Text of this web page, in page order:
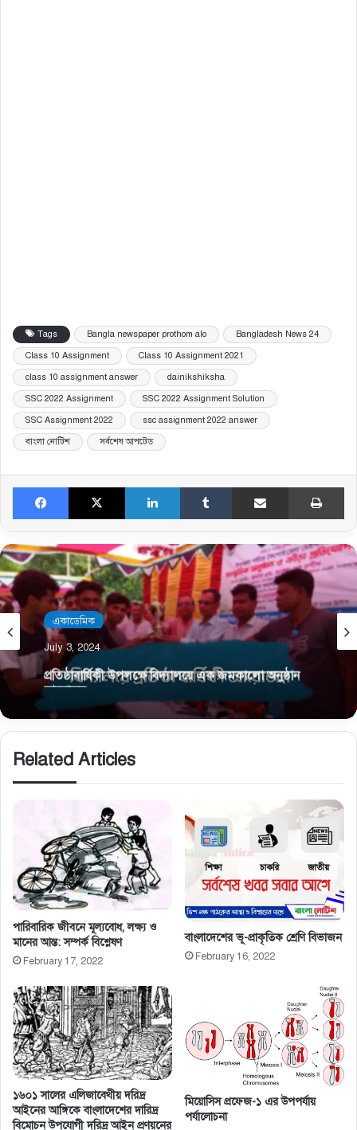
Tags Bangla newspaper prothom alo Bangladesh News 24
Class 10 Assignment Class 10 Assignment 2021
class 10 assignment answer dainikshiksha
SSC 2022 Assignment SSC 2022 Assignment Solution
SSC Assignment 2022 ssc assignment 2022 answer
বাংলা নোটিশ সর্বশেষ আপটেড
Facebook X LinkedIn Tumblr Share via Email
একাডেমিক
July 3, 2024
প্রতিষ্ঠাবার্ষিকী উপলক্ষে বিদ্যালয়ে এক জমকালো অনুষ্ঠান
আয়োজন
Related Articles
পারিবারিক জীবনে মূল্যবােধ, লক্ষ্য ও
মানের আন্ত: সম্পর্ক বিশ্লেষণ
February 17, 2022
বাংলাদেশের ভূ-প্রাকৃতিক শ্রেণি বিভাজন
February 16, 2022
১৬০১ সালের এলিজাবেথীয় দরিদ্র
আইনের আঙ্গিকে বাংলাদেশের দারিদ্র
বিমোচন উপযোগী দরিদ্র আইন প্রণয়নের
মিয়োসিস প্রফেজ-১ এর উপপর্যায়
পর্যালোচনা